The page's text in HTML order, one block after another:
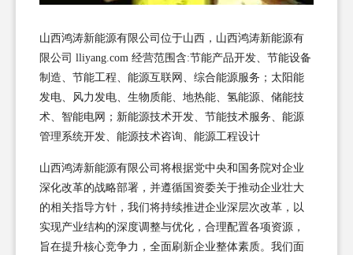
山西鸿涛新能源有限公司位于山西，山西鸿涛新能源有
限公司 lliyang.com 经营范围含:节能产品开发、节能设备
制造、节能工程、能源互联网、综合能源服务；太阳能
发电、风力发电、生物质能、地热能、氢能源、储能技
术、智能电网；新能源技术开发、节能技术服务、能源
管理系统开发、能源技术咨询、能源工程设计
山西鸿涛新能源有限公司将根据党中央和国务院对企业
深化改革的战略部署，并遵循国资委关于推动企业壮大
的相关指导方针，我们将持续推进企业深层次改革，以
实现产业结构的深度调整与优化，合理配置各项资源，
旨在提升核心竞争力，全面刷新企业整体素质。我们面